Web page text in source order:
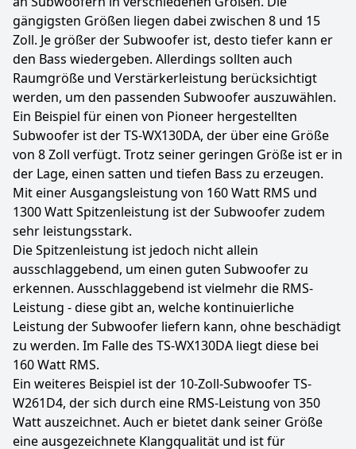
gängigsten Größen liegen dabei zwischen 8 und 15
Zoll. Je größer der Subwoofer ist, desto tiefer kann er
den Bass wiedergeben. Allerdings sollten auch
Raumgröße und Verstärkerleistung berücksichtigt
werden, um den passenden Subwoofer auszuwählen.
Ein Beispiel für einen von Pioneer hergestellten
Subwoofer ist der TS-WX130DA, der über eine Größe
von 8 Zoll verfügt. Trotz seiner geringen Größe ist er in
der Lage, einen satten und tiefen Bass zu erzeugen.
Mit einer Ausgangsleistung von 160 Watt RMS und
1300 Watt Spitzenleistung ist der Subwoofer zudem
sehr leistungsstark.
Die Spitzenleistung ist jedoch nicht allein
ausschlaggebend, um einen guten Subwoofer zu
erkennen. Ausschlaggebend ist vielmehr die RMS-
Leistung - diese gibt an, welche kontinuierliche
Leistung der Subwoofer liefern kann, ohne beschädigt
zu werden. Im Falle des TS-WX130DA liegt diese bei
160 Watt RMS.
Ein weiteres Beispiel ist der 10-Zoll-Subwoofer TS-
W261D4, der sich durch eine RMS-Leistung von 350
Watt auszeichnet. Auch er bietet dank seiner Größe
eine ausgezeichnete Klangqualität und ist für